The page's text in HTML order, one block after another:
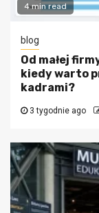
4 min read
blog
Od małej
kiedy warto
kadrami?
3 tygodnie ago